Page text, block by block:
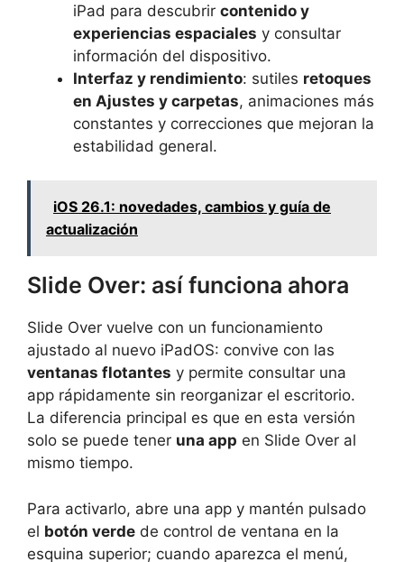
iPad para descubrir contenido y
experiencias espaciales y consultar
información del dispositivo.
Interfaz y rendimiento: sutiles retoques
en Ajustes y carpetas, animaciones más
constantes y correcciones que mejoran la
estabilidad general.
iOS 26.1: novedades, cambios y guía de
actualización
Slide Over: así funciona ahora
Slide Over vuelve con un funcionamiento
ajustado al nuevo iPadOS: convive con las
ventanas flotantes y permite consultar una
app rápidamente sin reorganizar el escritorio.
La diferencia principal es que en esta versión
solo se puede tener una app en Slide Over al
mismo tiempo.
Para activarlo, abre una app y mantén pulsado
el botón verde de control de ventana en la
esquina superior; cuando aparezca el menú,